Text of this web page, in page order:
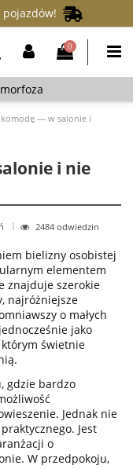
pojazdów!
0
komodę — w salonie i
i nie
2484 odwiedzin
bielizny osobistej
elementem
znajduje szerokie
najróżniejsze
o małych
jako
świetnie
gdzie bardzo
Jednak nie
Jest
o
W przedpokoju,